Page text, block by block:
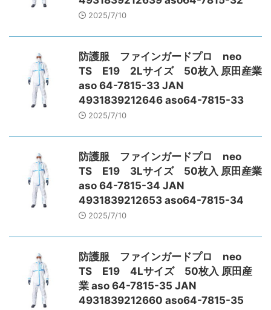
2025/7/10
防護服 ファインガードプロ neo
TS E19 2Lサイズ 50枚入 原田産業
aso 64-7815-33 JAN
4931839212646 aso64-7815-33
2025/7/10
防護服 ファインガードプロ neo
TS E19 3Lサイズ 50枚入 原田産業
aso 64-7815-34 JAN
4931839212653 aso64-7815-34
2025/7/10
防護服 ファインガードプロ neo
TS E19 4Lサイズ 50枚入 原田産
業 aso 64-7815-35 JAN
4931839212660 aso64-7815-35